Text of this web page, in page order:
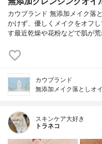
カウブランド 無添加メイク落
かけず、優しくメイクをオフ
す最近乾燥や花粉などで肌が
カウブランド
無添加メイク落としオ
スキンケア大好き
トラネコ